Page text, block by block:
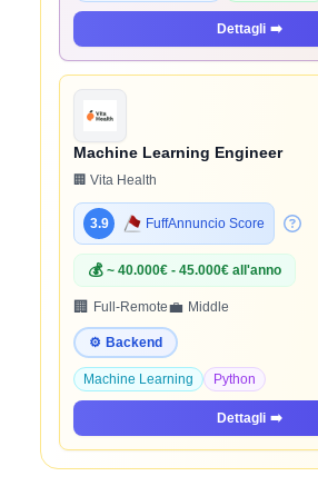
Dettagli ➡️
Machine Learning Engineer
🏢 Vita Health
3.9 FuffAnnuncio Score
💰 ~ 40.000€ - 45.000€ all'anno
🏢 Full-Remote💼 Middle
⚙️ Backend
Machine Learning Python
Dettagli ➡️